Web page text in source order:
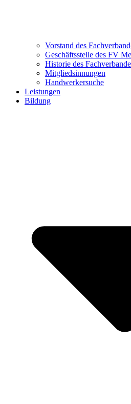
Vorstand des
Geschäftsstelle des FV
Historie des
Mitgliedsinnungen
Handwerkersuche
Leistungen
Bildung